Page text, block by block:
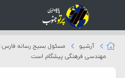
آرشیو
مسئول بسیج رسانه
مهندسی فرهنگی پیشگام است